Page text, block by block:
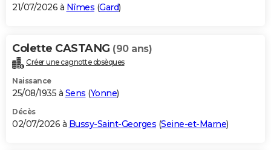
BONS PLANS
Carte de Noël
Carte Bonne année
Carte Saint-Valentin
Carte Pâques
Carte d'anniversaire
DICTIONNAIRE
Dictionnaire
Biographies
Citations
Expressions
Proverbes
PROGRAMME TV
S'inscrire
Se connecter
Lycées
Collèges
Primaires
Universités
Entreprises
Service militaire
Avis de recherche
AVIS DE DÉCÈS
21/07/2026 à Nîmes (Gard)
Colette CASTANG (90 ans)
Créer une cagnotte obsèques
Naissance
25/08/1935 à Sens (Yonne)
Décès
02/07/2026 à Bussy-Saint-Georges (Seine-et-Marne)